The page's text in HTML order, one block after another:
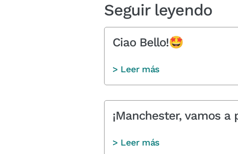
Seguir leyendo
Ciao Bello!🤩
> Leer más
¡Manchester, vamos a
> Leer más